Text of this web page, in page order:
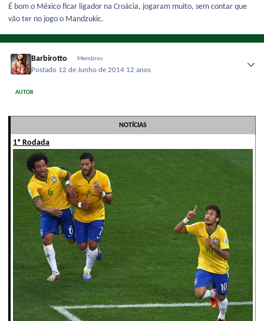
É bom o México ficar ligador na Croácia, jogaram muito, sem contar que
vão ter no jogo o Mandzukic.
Barbirotto Membros
Postado 12 de Junho de 2014 12 anos
AUTOR
NOTÍCIAS
1ª Rodada